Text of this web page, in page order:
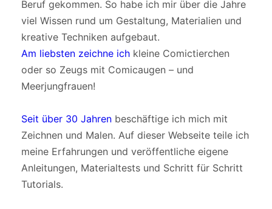
Beruf gekommen. So habe ich mir über die Jahre
viel Wissen rund um Gestaltung, Materialien und
kreative Techniken aufgebaut.
Am liebsten zeichne ichkleine Comictierchen
oder so Zeugs mit Comicaugen – und
Meerjungfrauen!
Seit über 30 Jahrenbeschäftige ich mich mit
Zeichnen und Malen. Auf dieser Webseite teile ich
meine Erfahrungen und veröffentliche eigene
Anleitungen, Materialtests und Schritt für Schritt
Tutorials.